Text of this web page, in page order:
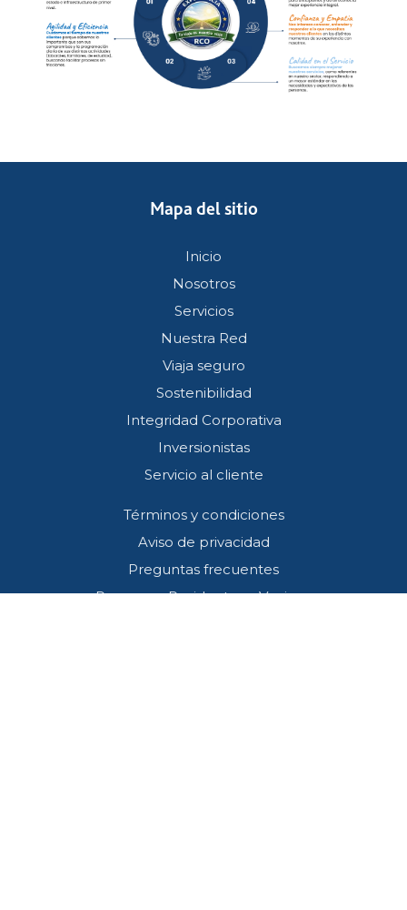
Mapa del sitio
Inicio
Nosotros
Servicios
Nuestra Red
Viaja seguro
Sostenibilidad
Integridad Corporativa
Inversionistas
Servicio al cliente
Términos y condiciones
Aviso de privacidad
Preguntas frecuentes
Programa Residentes y Vecinos